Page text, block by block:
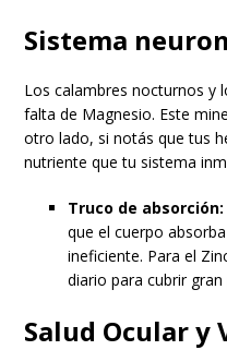
Sistema
Los calambres nocturnos y
falta de Magnesio. Este
otro lado, si notás que tus
nutriente que tu sistema
Truco de absorción:
que el cuerpo
ineficiente. Para el
diario para cubrir
Salud Ocular y